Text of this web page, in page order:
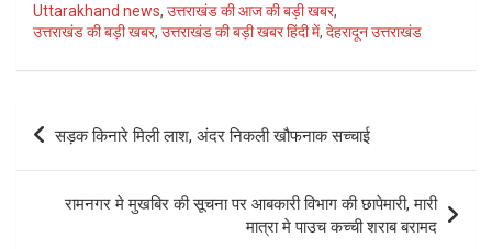
Uttarakhand news, उत्तराखंड की आज की बड़ी खबर,
उत्तराखंड की बड़ी खबर, उत्तराखंड की बड़ी खबर हिंदी में, देहरादून उत्तराखंड
Post
navigation
सड़क किनारे मिली लाश, अंदर निकली खौफनाक सच्चाई
रामनगर मे मुखबिर की सूचना पर आबकारी विभाग की छापेमारी, मारी
मात्रा मे पाउच कच्ची शराब बरामद